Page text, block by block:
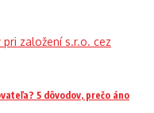
5 dôvodov, prečo áno